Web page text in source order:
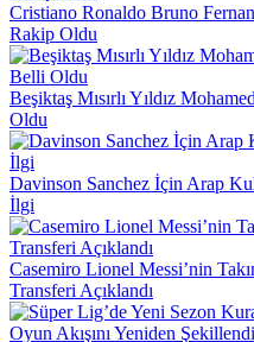
Cristiano Ronaldo Bruno
Rakip Oldu
Beşiktaş Mısırlı Yıldız
Oldu
Davinson Sanchez İçin Arap
İlgi
Casemiro Lionel Messi’nin
Transferi Açıklandı